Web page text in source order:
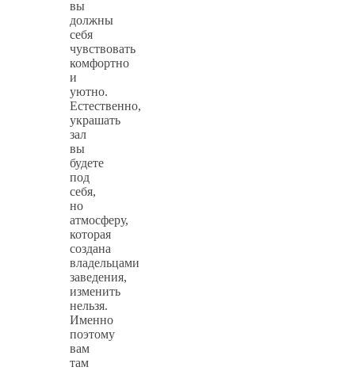
вы
должны
себя
чувствовать
комфортно
и
уютно.
Естественно,
украшать
зал
вы
будете
под
себя,
но
атмосферу,
которая
создана
владельцами
заведения,
изменить
нельзя.
Именно
поэтому
вам
там